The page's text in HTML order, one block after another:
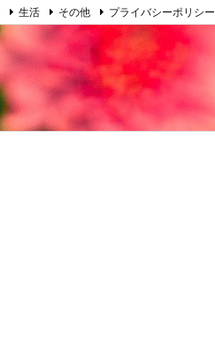
生活 その他 プライバシーポリシー